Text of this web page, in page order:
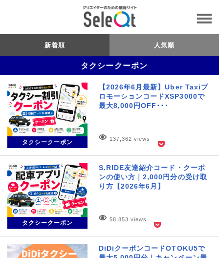
新着順 人気順
タクシークーポン
タクシークーポン
【2026年6月最新】Uber Taxiプ
ロモーションコードXSP3000で
最大8,000円OFF･･･
137,362 views
タクシークーポン
S.RIDE友達紹介コード・クーポ
ンの使い方｜2,000円分の受け取
り方【2026年6月】
58,853 views
DiDiクーポンコードOTOKU5で